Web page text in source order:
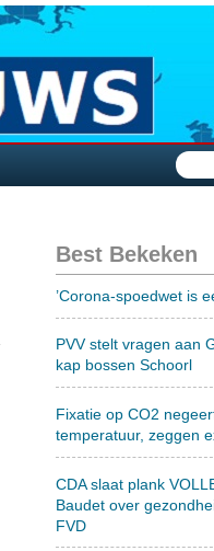
Best Bekeken
’Corona-spoedwet is
PVV stelt vragen aan
kap bossen Schoorl
Fixatie op CO2
temperatuur, zeggen
CDA slaat plank
Baudet over
FVD